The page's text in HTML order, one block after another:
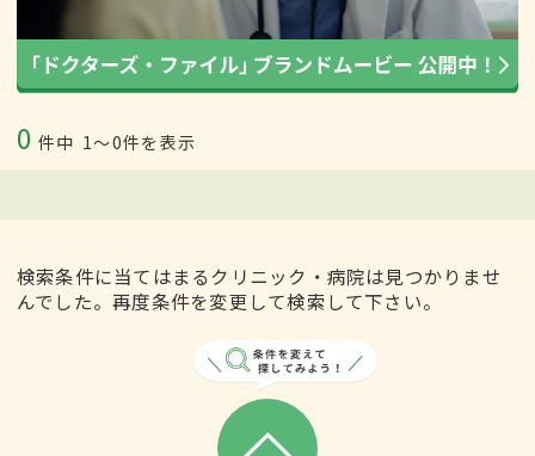
0 件中 1〜0件を表示
検索条件に当てはまるクリニック・病院は見つかりませ
んでした。再度条件を変更して検索して下さい。